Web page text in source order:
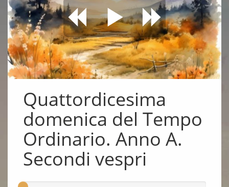
Quattordicesima
domenica del Tempo
Ordinario. Anno A.
Secondi vespri